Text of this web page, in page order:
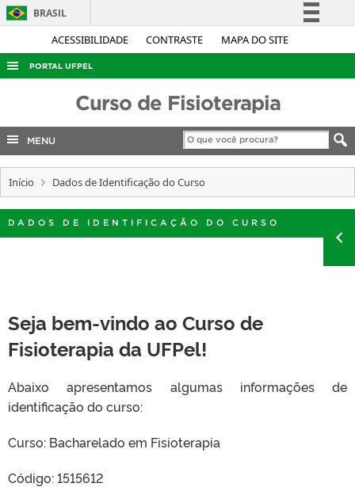
ACESSIBILIDADE CONTRASTE MAPA DO SITE
BRASIL
Simplifique!
Acesso à informação
Legislação
Canais
PORTAL UFPEL
COBALTO
INTERNACIONAL
Curso de Fisioterapia
MENU
Início Dados de Identificação do Curso
DADOS DE IDENTIFICAÇÃO DO CURSO
Seja bem-vindo ao Curso de
Fisioterapia da UFPel!
Abaixo apresentamos algumas informações de
identificação do curso:
Curso: Bacharelado em Fisioterapia
Código: 1515612